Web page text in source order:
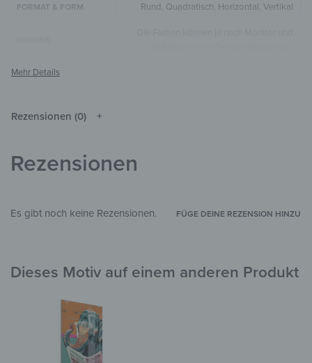
FORMAT & FORM Rund, Quadratisch, Horizontal, Vertikal
MATERIALIEN
Rezensionen (0)
Rezensionen
Es gibt noch keine Rezensionen. FÜGE DEINE REZENSION HINZU
Dieses Motiv auf einem anderen Produkt